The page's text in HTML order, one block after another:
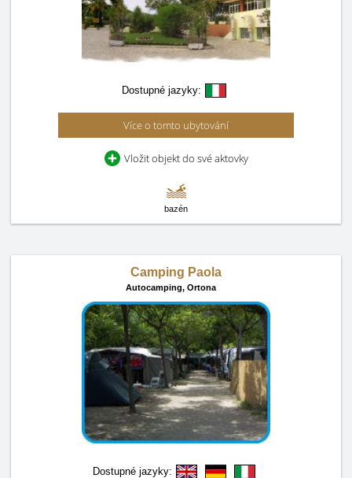
Dostupné jazyky:
Více o tomto ubytování
Vložit objekt do své aktovky
bazén
Camping Paola
Autocamping, Ortona
Dostupné jazyky: